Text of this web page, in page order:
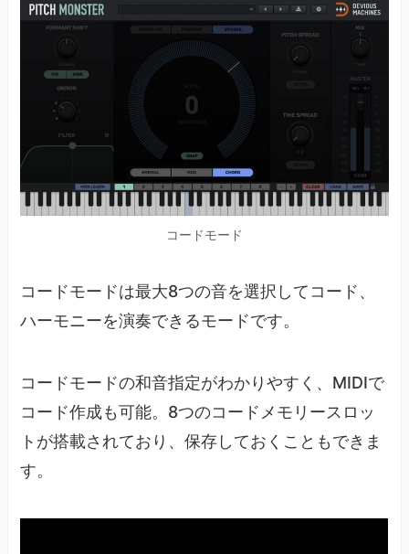
コードモード
コードモードは最大8つの音を選択してコード、
ハーモニーを演奏できるモードです。
コードモードの和音指定がわかりやすく、MIDIで
コード作成も可能。8つのコードメモリースロッ
トが搭載されており、保存しておくこともできま
す。